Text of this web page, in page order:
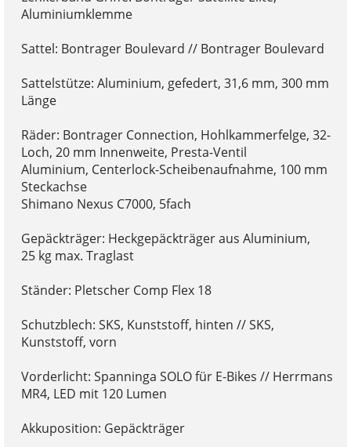
Aluminiumklemme
Sattel: Bontrager Boulevard // Bontrager Boulevard
Sattelstütze: Aluminium, gefedert, 31,6 mm, 300 mm
Länge
Räder: Bontrager Connection, Hohlkammerfelge, 32-
Loch, 20 mm Innenweite, Presta-Ventil
Aluminium, Centerlock-Scheibenaufnahme, 100 mm
Steckachse
Shimano Nexus C7000, 5fach
Gepäckträger: Heckgepäckträger aus Aluminium,
25 kg max. Traglast
Ständer: Pletscher Comp Flex 18
Schutzblech: SKS, Kunststoff, hinten // SKS,
Kunststoff, vorn
Vorderlicht: Spanninga SOLO für E-Bikes // Herrmans
MR4, LED mit 120 Lumen
Akkuposition: Gepäckträger